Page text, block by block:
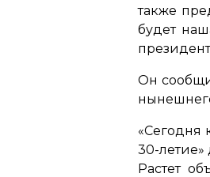
также
будет
Он
«Сегодня
30-
Растет